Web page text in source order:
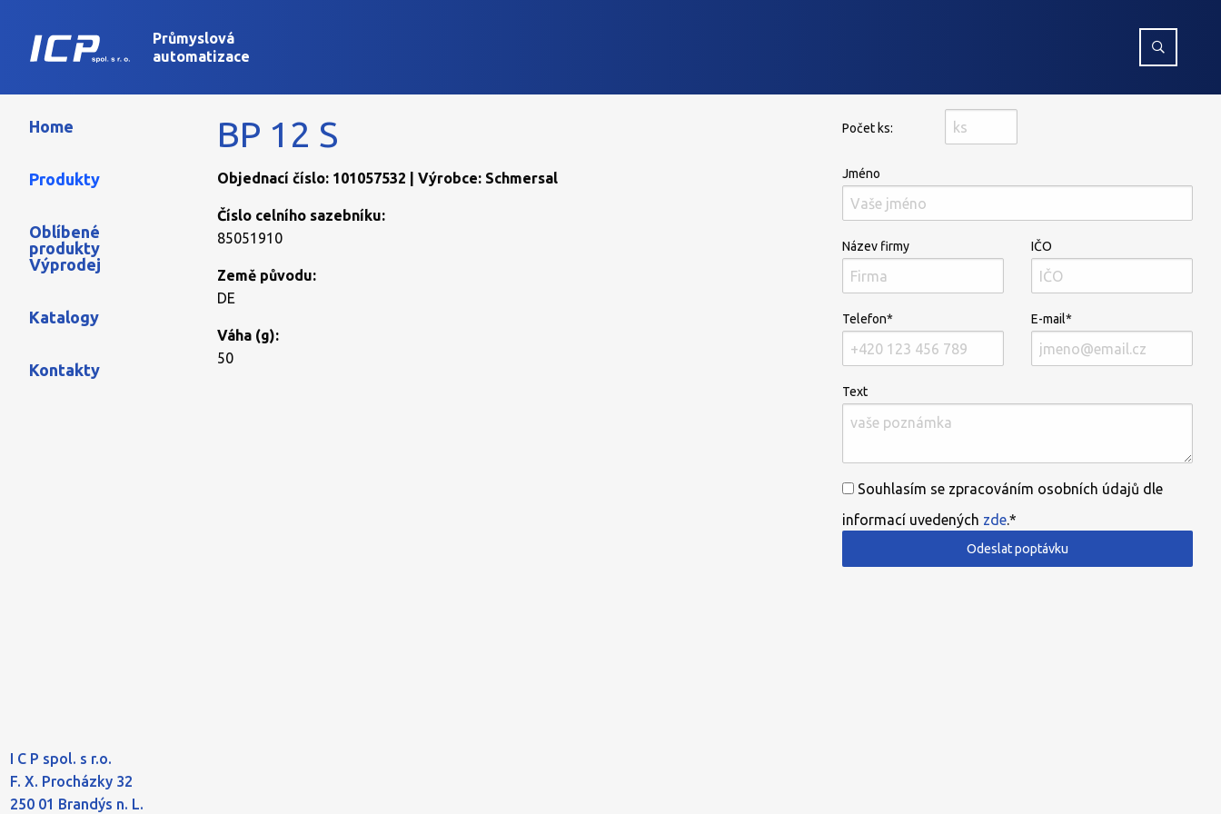
Průmyslová
automatizace
Home
Produkty
Oblíbené
produkty
Výprodej
Katalogy
Kontakty
I C P spol. s r.o.
F. X. Procházky 32
250 01 Brandýs n. L.
BP 12 S
Objednací číslo: 101057532 | Výrobce: Schmersal
Číslo celního sazebníku:
85051910
Země původu:
DE
Váha (g):
50
Počet ks:
Jméno
Název firmy IČO
Telefon* E-mail*
Text
Souhlasím se zpracováním osobních údajů dle
informací uvedených zde.*